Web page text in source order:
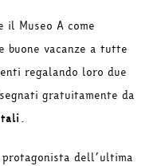
il Museo A come
buone vacanze a tutte
regalando loro due
gratuitamente da
.
dell’ultima